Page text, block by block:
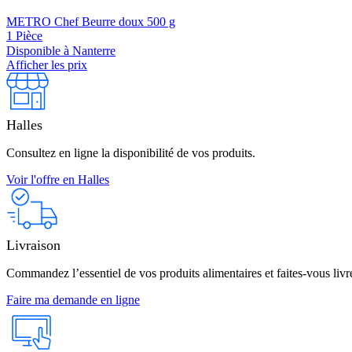
METRO Chef Beurre doux 500 g
1 Pièce
Disponible à Nanterre
Afficher les prix
Halles
Consultez en ligne la disponibilité de vos produits.
Voir l'offre en Halles
Livraison
Commandez l’essentiel de vos produits alimentaires et faites-vous
Faire ma demande en ligne